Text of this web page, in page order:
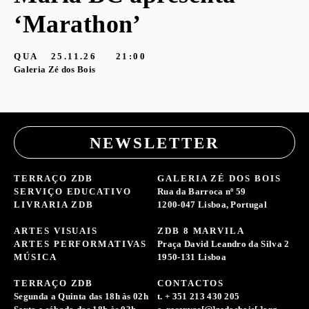
‘Marathon’
QUA 25.11.26
21:00
Galeria Zé dos Bois
NEWSLETTER
TERRAÇO ZDB
SERVIÇO EDUCATIVO
LIVRARIA ZDB
ARTES VISUAIS
ARTES PERFORMATIVAS
MÚSICA
GALERIA ZÉ DOS BOIS
Rua da Barroca nº 59
1200-047 Lisboa, Portugal
ZDB 8 MARVILA
Praça David Leandro da Silva 2
1950-131 Lisboa
TERRAÇO ZDB
Segunda a Quinta das 18h às 02h
CONTACTOS
t. + 351 213 430 205